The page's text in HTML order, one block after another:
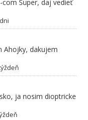
Super, daj vedieť
Ahojky, dakujem
ja nosim dioptricke